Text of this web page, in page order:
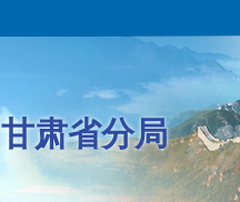
甘肃省分局